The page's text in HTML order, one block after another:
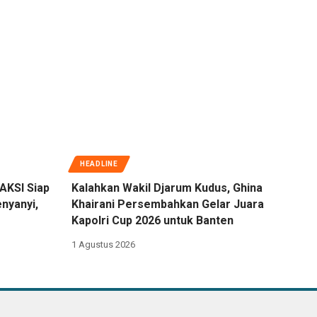
Siap
HEADLINE
Kalahkan Wakil Djarum Kudus, Ghina
Khairani Persembahkan Gelar Juara
Kapolri Cup 2026 untuk Banten
1 Agustus 2026